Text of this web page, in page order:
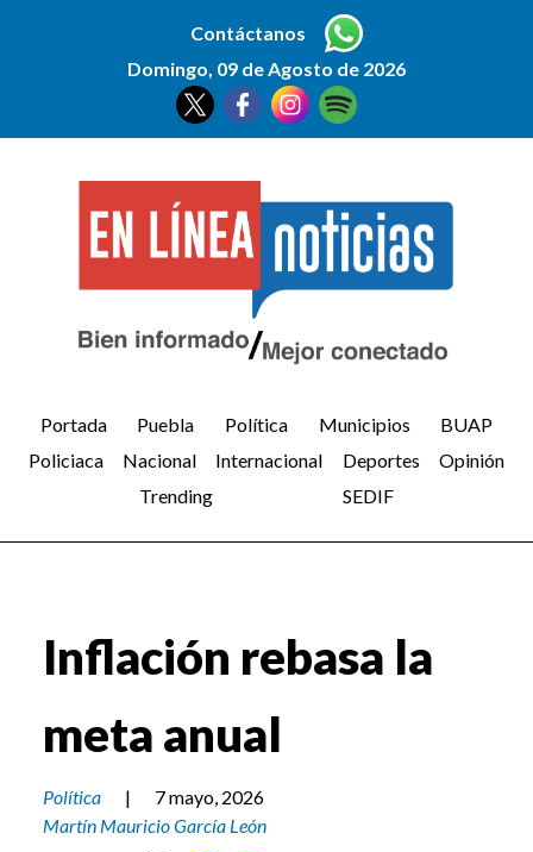
Contáctanos
Domingo, 09 de Agosto de 2026
Portada Puebla Política Municipios
BUAP
Policiaca
Nacional Internacional Deportes
Opinión
Trending
SEDIF
Inflación rebasa la
meta anual
Política |
7 mayo, 2026
Martín Mauricio García León